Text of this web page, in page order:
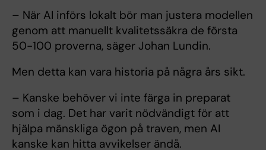
– När AI införs lokalt bör man justera modellen
genom att manuellt kvalitetssäkra de första
50-100 proverna, säger Johan Lundin.
Men detta kan vara historia på några års sikt.
– Kanske behöver vi inte färga in preparat
som i dag. Det har varit nödvändigt för att
hjälpa mänskliga ögon på traven, men AI
kanske kan hitta avvikelser ändå.